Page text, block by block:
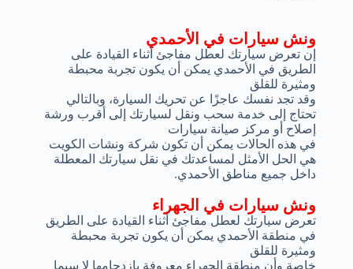
ونش سيارات في الجهراء
تعرض سيارتك لعطل مفاجئ أثناء القيادة على الطريق
في منطقة الأحمدي يمكن أن يكون تجربة محبطة
ومثيرة للقلق
خاصة وأن منطقة الجهراء معروفة بإزدحامها لا سيما
ونش سيارات في الأحمدي
إن تعرض سيارتك لعطل مفاجئ أثناء القيادة على
الطريق في الأحمدي يمكن أن يكون تجربة محبطة
ومثيرة للقلق
وقد تجد نفسك عاجزًا عن تحريك السيارة، وبالتالي
تحتاج إلى خدمة سحب ونقل لسيارتك إلى أقرب ورشة
إصلاح أو مركز صيانة سيارات
في هذه الحالات يمكن أن تكون شركة ونشات الكويت
هي الحل الأمثل لمساعدتك في نقل سيارتك المعطلة
داخل جميع مناطق الأحمدي.